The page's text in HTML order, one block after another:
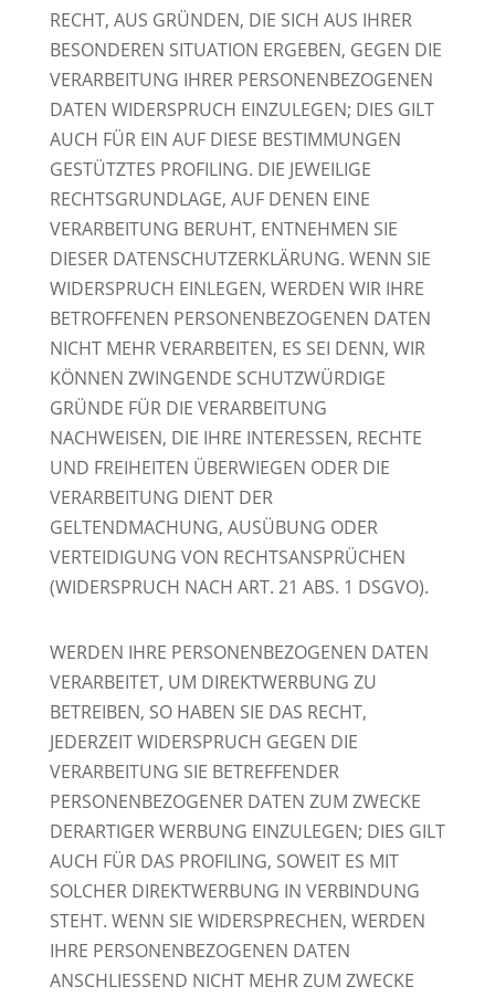
RECHT, AUS GRÜNDEN, DIE SICH AUS IHRER
BESONDEREN SITUATION ERGEBEN, GEGEN DIE
VERARBEITUNG IHRER PERSONENBEZOGENEN
DATEN WIDERSPRUCH EINZULEGEN; DIES GILT
AUCH FÜR EIN AUF DIESE BESTIMMUNGEN
GESTÜTZTES PROFILING. DIE JEWEILIGE
RECHTSGRUNDLAGE, AUF DENEN EINE
VERARBEITUNG BERUHT, ENTNEHMEN SIE
DIESER DATENSCHUTZERKLÄRUNG. WENN SIE
WIDERSPRUCH EINLEGEN, WERDEN WIR IHRE
BETROFFENEN PERSONENBEZOGENEN DATEN
NICHT MEHR VERARBEITEN, ES SEI DENN, WIR
KÖNNEN ZWINGENDE SCHUTZWÜRDIGE
GRÜNDE FÜR DIE VERARBEITUNG
NACHWEISEN, DIE IHRE INTERESSEN, RECHTE
UND FREIHEITEN ÜBERWIEGEN ODER DIE
VERARBEITUNG DIENT DER
GELTENDMACHUNG, AUSÜBUNG ODER
VERTEIDIGUNG VON RECHTSANSPRÜCHEN
(WIDERSPRUCH NACH ART. 21 ABS. 1 DSGVO).
WERDEN IHRE PERSONENBEZOGENEN DATEN
VERARBEITET, UM DIREKTWERBUNG ZU
BETREIBEN, SO HABEN SIE DAS RECHT,
JEDERZEIT WIDERSPRUCH GEGEN DIE
VERARBEITUNG SIE BETREFFENDER
PERSONENBEZOGENER DATEN ZUM ZWECKE
DERARTIGER WERBUNG EINZULEGEN; DIES GILT
AUCH FÜR DAS PROFILING, SOWEIT ES MIT
SOLCHER DIREKTWERBUNG IN VERBINDUNG
STEHT. WENN SIE WIDERSPRECHEN, WERDEN
IHRE PERSONENBEZOGENEN DATEN
ANSCHLIESSEND NICHT MEHR ZUM ZWECKE